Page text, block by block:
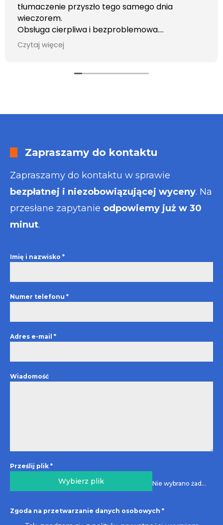
tłumaczenie przyszło tego samego dnia
wieczorem.
Obsługa cierpliwa i bezproblemowa.
Otrzymałem wszelkie informacje i porady jaka
usługa będzie dla mnie najlepsza. Faktura także
Czytaj więcej
Zapraszamy do kontaktu
Zapraszamy do kontaktu w sprawie
bezpłatnej i niezobowiązującej wyceny. Na
przesłane zapytanie odpowiemy już w 30
minut.
Imię i nazwisko *
Numer telefonu *
Adres e-mail *
Wiadomość
Prześlij plik *
Wybierz plik Nie wybrano żadnego pliku
Zgoda na przetwarzanie danych osobowych *